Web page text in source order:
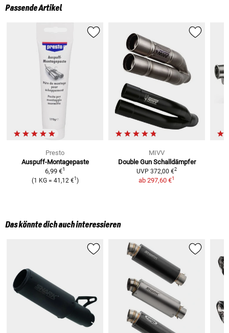
Passende Artikel
Presto
Auspuff-Montagepaste
6,99 €1
(1 KG= 41,12 €1 )
MIVV
Double Gun Schalldämpfer
UVP 372,00 €2
ab 297,60 €1
Das könnte dich auch interessieren